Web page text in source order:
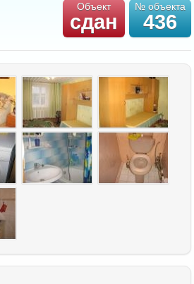
Объект
сдан
№ объекта
436